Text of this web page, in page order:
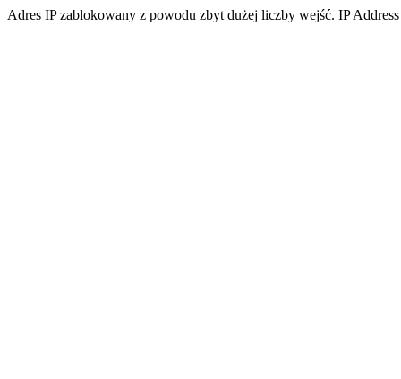
Adres IP zablokowany z powodu zbyt dużej liczby wejść. IP